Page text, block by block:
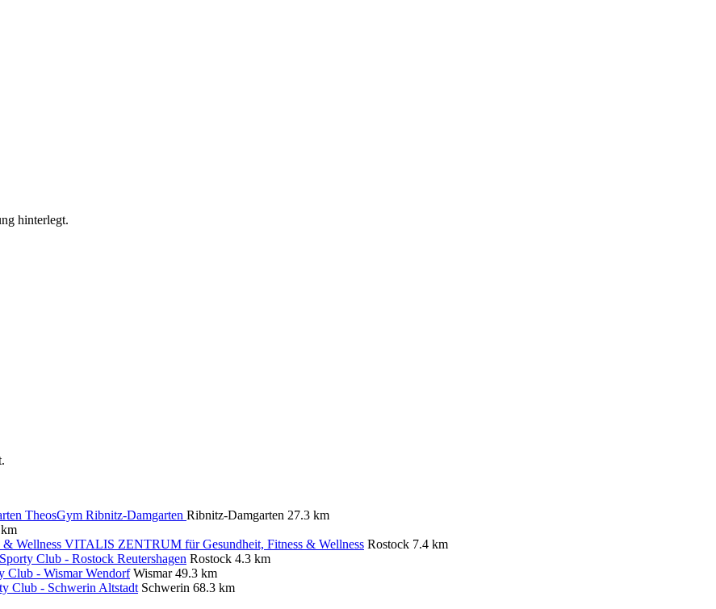
hinterlegt.
TheosGym Ribnitz-Damgarten Ribnitz-Damgarten 27.3 km
VITALIS ZENTRUM für Gesundheit, Fitness & Wellness Rostock 7.4 km
Club - Rostock Reutershagen Rostock 4.3 km
Club - Wismar Wendorf Wismar 49.3 km
Club - Schwerin Altstadt Schwerin 68.3 km